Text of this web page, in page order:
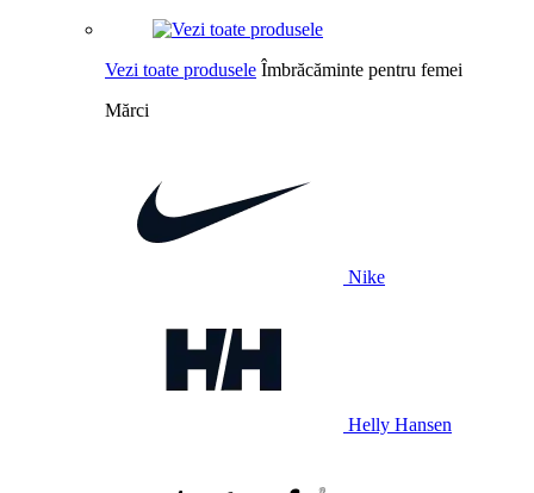
Vezi toate produsele Îmbrăcăminte pentru femei
Mărci
Nike
Helly Hansen